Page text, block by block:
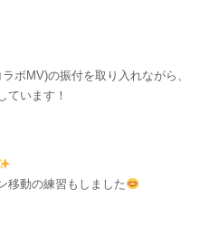
ボMV)の振付を取り入れながら、
ています！
移動の練習もしました